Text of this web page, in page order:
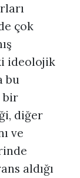
çok
ideolojik
bu
bir
diğer
ve
aldığı